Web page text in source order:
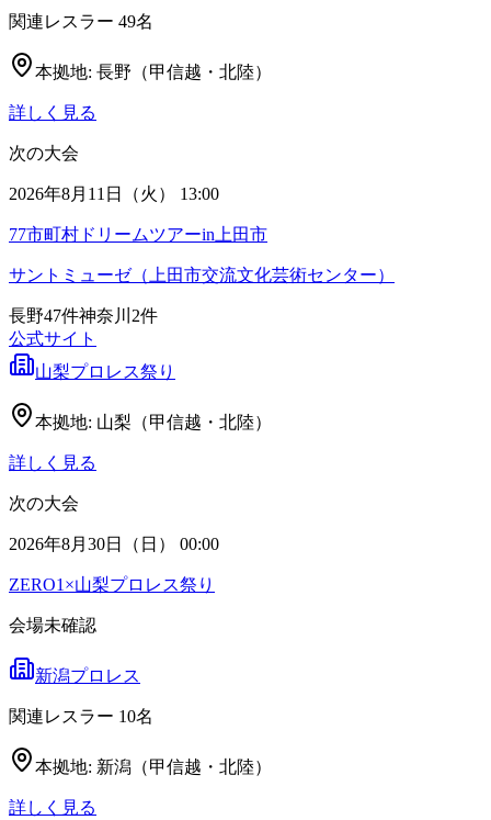
関連レスラー 49名
本拠地: 長野（甲信越・北陸）
詳しく見る
次の大会
2026年8月11日（火） 13:00
77市町村ドリームツアーin上田市
サントミューゼ（上田市交流文化芸術センター）
長野47件神奈川 2件
公式サイト
山梨プロレス祭り
本拠地: 山梨（甲信越・北陸）
詳しく見る
次の大会
2026年8月30日（日） 00:00
ZERO1×山梨プロレス祭り
会場未確認
新潟プロレス
関連レスラー 10名
本拠地: 新潟（甲信越・北陸）
詳しく見る